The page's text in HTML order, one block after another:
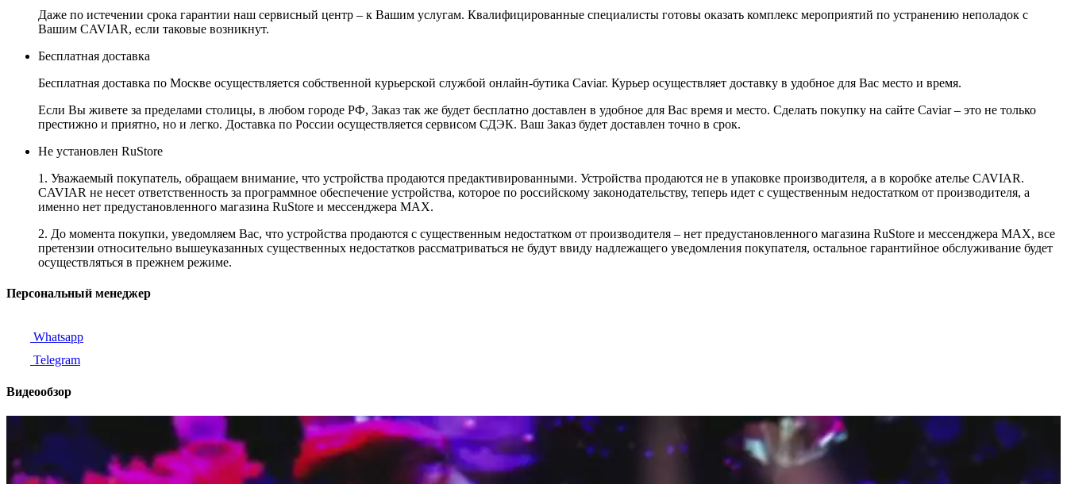
Даже по истечении срока гарантии наш сервисный центр – к Вашим услугам. Квалифицированные специалисты готовы оказать комплекс мероприятий по устранению неполадок с
Вашим CAVIAR, если таковые возникнут.
Бесплатная доставка
Бесплатная доставка по Москве осуществляется собственной курьерской службой онлайн-бутика Caviar. Курьер осуществляет доставку в удобное для Вас место и время.
Если Вы живете за пределами столицы, в любом городе РФ, Заказ так же будет бесплатно доставлен в удобное для Вас время и место. Сделать покупку на сайте Caviar – это не только
престижно и приятно, но и легко. Доставка по России осуществляется сервисом СДЭК. Ваш Заказ будет доставлен точно в срок.
Не установлен RuStore
1. Уважаемый покупатель, обращаем внимание, что устройства продаются предактивированными. Устройства продаются не в упаковке производителя, а в коробке ателье CAVIAR.
CAVIAR не несет ответственность за программное обеспечение устройства, которое по российскому законодательству, теперь идет с существенным недостатком от производителя, а
именно нет предустановленного магазина RuStore и мессенджера MAX.
2. До момента покупки, уведомляем Вас, что устройства продаются с существенным недостатком от производителя – нет предустановленного магазина RuStore и мессенджера MAX, все
претензии относительно вышеуказанных существенных недостатков рассматриваться не будут ввиду надлежащего уведомления покупателя, остальное гарантийное обслуживание будет
осуществляться в прежнем режиме.
Персональный менеджер
Whatsapp
Telegram
Видеообзор